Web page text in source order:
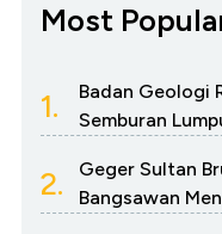
Most
1.
Badan Geologi
Semburan
2.
Geger Sultan
Bangsawan